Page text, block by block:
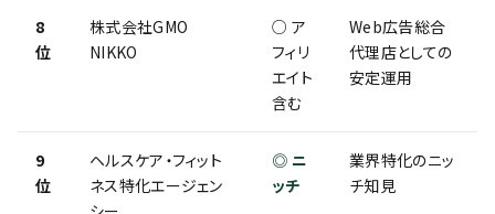
8
位
株式会社GMO
NIKKO
○ ア
フィリ
エイト
含む
Web広告総合
代理店としての
安定運用
9
位
ヘルスケア・フィット
ネス特化エージェン
◎ ニ
ッチ
業界特化のニッ
チ知見